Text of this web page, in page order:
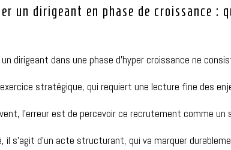
un dirigeant en phase de croissance :
dirigeant dans une phase d’hyper croissance ne
exercice stratégique, qui requiert une lecture fine des
l’erreur est de percevoir ce recrutement comme
il s’agit d’un acte structurant, qui va marquer